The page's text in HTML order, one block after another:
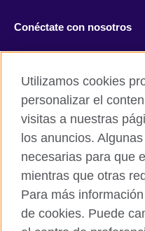
Conéctate con nosotros
British Council global
Políticas de privacidad y
Utilizamos cookies
personalizar el
visitas a nuestras
los anuncios.
necesarias para que
mientras que otras
Para más
de cookies. Puede